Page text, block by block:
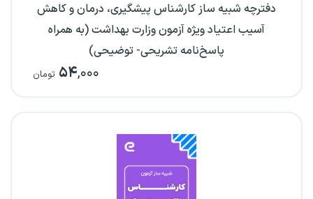
دفترچه شبیه ساز کارشناس پیشگیری، درمان و کاهش
آسیب اعتیاد ویژه آزمون وزارت بهداشت (به همراه
پاسخ‌نامه تشریحی- توضیحی)
۵۴,۰۰۰ تومان